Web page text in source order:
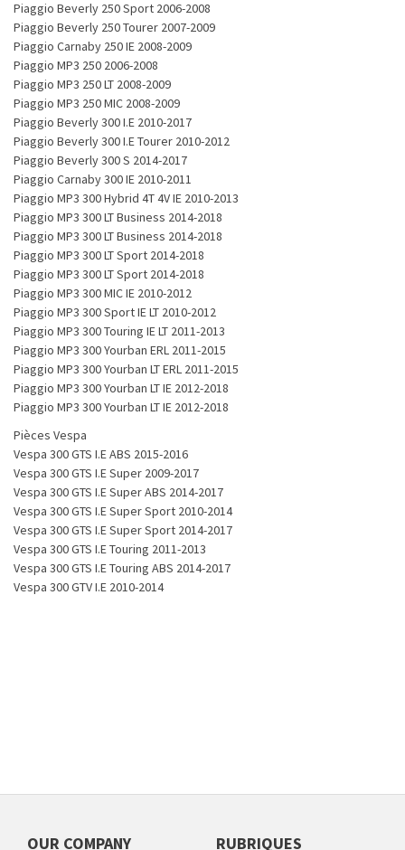
Piaggio Beverly 250 Sport 2006-2008
Piaggio Beverly 250 Tourer 2007-2009
Piaggio Carnaby 250 IE 2008-2009
Piaggio MP3 250 2006-2008
Piaggio MP3 250 LT 2008-2009
Piaggio MP3 250 MIC 2008-2009
Piaggio Beverly 300 I.E 2010-2017
Piaggio Beverly 300 I.E Tourer 2010-2012
Piaggio Beverly 300 S 2014-2017
Piaggio Carnaby 300 IE 2010-2011
Piaggio MP3 300 Hybrid 4T 4V IE 2010-2013
Piaggio MP3 300 LT Business 2014-2018
Piaggio MP3 300 LT Business 2014-2018
Piaggio MP3 300 LT Sport 2014-2018
Piaggio MP3 300 LT Sport 2014-2018
Piaggio MP3 300 MIC IE 2010-2012
Piaggio MP3 300 Sport IE LT 2010-2012
Piaggio MP3 300 Touring IE LT 2011-2013
Piaggio MP3 300 Yourban ERL 2011-2015
Piaggio MP3 300 Yourban LT ERL 2011-2015
Piaggio MP3 300 Yourban LT IE 2012-2018
Piaggio MP3 300 Yourban LT IE 2012-2018
Pièces Vespa
Vespa 300 GTS I.E ABS 2015-2016
Vespa 300 GTS I.E Super 2009-2017
Vespa 300 GTS I.E Super ABS 2014-2017
Vespa 300 GTS I.E Super Sport 2010-2014
Vespa 300 GTS I.E Super Sport 2014-2017
Vespa 300 GTS I.E Touring 2011-2013
Vespa 300 GTS I.E Touring ABS 2014-2017
Vespa 300 GTV I.E 2010-2014
OUR COMPANY RUBRIQUES